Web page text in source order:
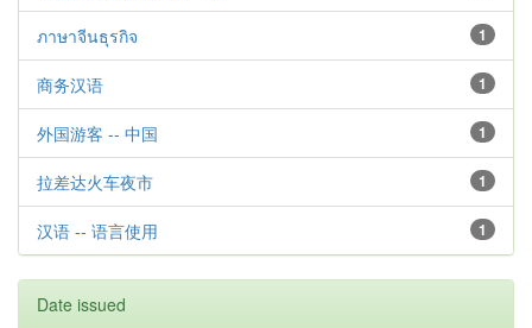
1
ภาษาจีนธุรกิจ
1
商务汉语
1
外国游客 -- 中国
1
拉差达火车夜市
1
汉语 -- 语言使用
Date issued